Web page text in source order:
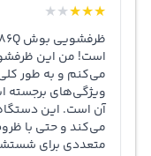
★
★
★
★
★
است! من این
می‌کنم و به طور
ویژگی‌های برجسته
آن است. این
می‌کند و حتی با
متعددی برای